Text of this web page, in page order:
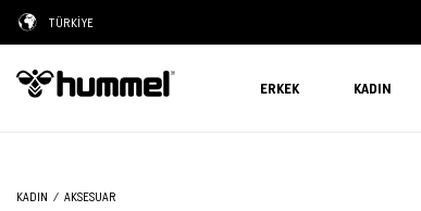
TÜRKİYE
ERKEK KADIN
KADIN AKSESUAR